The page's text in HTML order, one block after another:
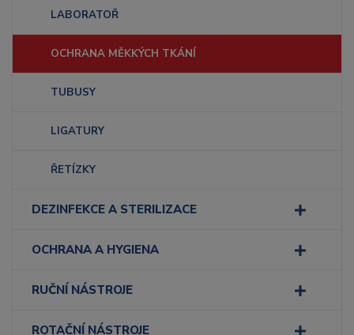
LABORATOŘ
OCHRANA MĚKKÝCH TKÁNÍ
TUBUSY
LIGATURY
ŘETÍZKY
DEZINFEKCE A STERILIZACE
OCHRANA A HYGIENA
RUČNÍ NÁSTROJE
ROTAČNÍ NÁSTROJE